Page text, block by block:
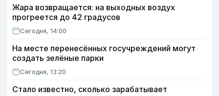
Жара возвращается: на выходных воздух
прогреется до 42 градусов
Сегодня, 14:00
На месте перенесённых госучреждений могут
создать зелёные парки
Сегодня, 13:20
Стало известно, сколько зарабатывает